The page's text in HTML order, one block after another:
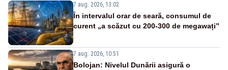
7 aug. 2026, 13:02
În intervalul orar de seară, consumul de
curent „a scăzut cu 200-300 de megawați”
7 aug. 2026, 10:51
Bolojan: Nivelul Dunării asigură o